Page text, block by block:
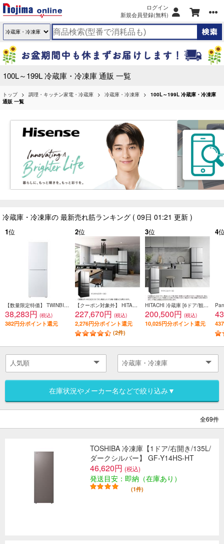
ログイン
新規会員登録(無料)
100L～199L 冷蔵庫・冷凍庫 通販 一覧
トップ 調理・キッチン家電・冷蔵庫 冷蔵庫・冷凍庫
100L～199L 冷蔵庫・冷凍庫
通販 一覧
冷蔵庫・冷凍庫の 最新売れ筋ランキング ( 09日 01:21 更新 )
1位
【数量限定特価】 TWINBIRD 冷蔵庫[ガラスデザイン][引き出し式大容量冷凍室]【2ドア/右開き/231L/ホワイト】★大型配送対象商品 HR-E923W
38,283円 (税込)
382円分ポイント還元
2位
【クーポン対象外】 HITACHI 冷蔵庫【6ドア/観音開き/540L/クリスタルミラー】 ★大型配送対象商品 R-HXC54X-X
227,670円 (税込)
2,276円分ポイント還元
(2件)
3位
HITACHI 冷蔵庫 [6ドア/観音開き/485L/ライトシルバー] ★大型配送対象商品 R-H49Y-S
200,500円 (税込)
10,025円分ポイント還元
4
在庫状況やメーカー名などで絞り込み▼
全69件
TOSHIBA 冷凍庫【1ドア/右開き/135L/
ダークシルバー】 GF-Y14HS-HT
46,620円 (税込)
発送目安：即納（在庫あり）
(1件)